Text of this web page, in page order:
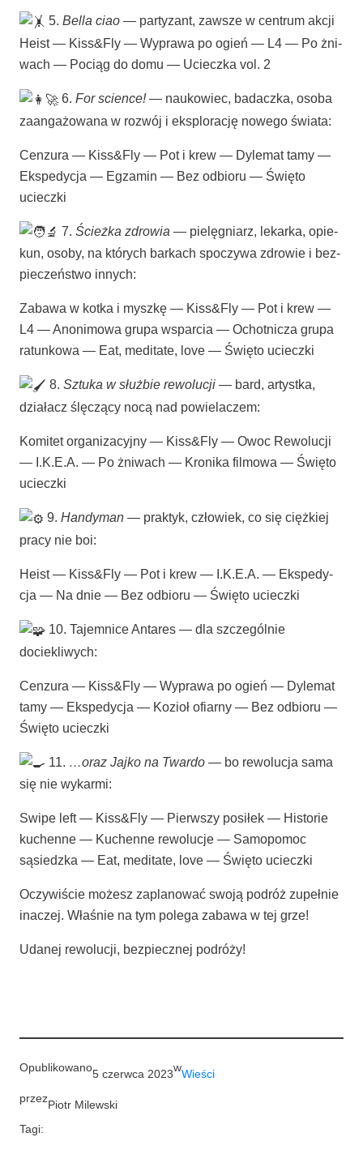
5. Bel­la ciao — par­ty­zant, zawsze w cen­trum akcji
Heist — Kiss&Fly — Wypra­wa po ogień — L4 — Po żni­
wach — Pociąg do domu — Uciecz­ka vol. 2
6. For scien­ce!— nauko­wiec, badacz­ka, oso­ba
zaan­ga­żo­wa­na w roz­wój i eks­plo­ra­cję nowe­go świata:
Cen­zu­ra — Kiss&Fly — Pot i krew — Dyle­mat tamy —
Eks­pe­dy­cja — Egza­min — Bez odbio­ru — Świę­to
ucieczki
7. Ścież­ka zdro­wia — pie­lę­gniarz, lekar­ka, opie­
kun, oso­by, na któ­rych bar­kach spo­czy­wa zdro­wie i bez­
pie­czeń­stwo innych:
Zaba­wa w kot­ka i mysz­kę — Kiss&Fly — Pot i krew —
L4 — Ano­ni­mo­wa gru­pa wspar­cia — Ochot­ni­cza gru­pa
ratun­ko­wa — Eat, medi­ta­te, love — Świę­to ucieczki
8. Sztu­ka w służ­bie rewo­lu­cji — bard, artyst­ka,
dzia­łacz ślę­czą­cy nocą nad powielaczem:
Komi­tet orga­ni­za­cyj­ny — Kiss&Fly — Owoc Rewo­lu­cji
— I.K.E.A. — Po żni­wach — Kro­ni­ka fil­mo­wa — Świę­to
ucieczki
9. Han­dy­man — prak­tyk, czło­wiek, co się cięż­kiej
pra­cy nie boi:
Heist — Kiss&Fly — Pot i krew — I.K.E.A. — Eks­pe­dy­
cja — Na dnie — Bez odbio­ru — Świę­to ucieczki
10. Tajem­ni­ce Anta­res — dla szcze­gól­nie
dociekliwych:
Cen­zu­ra — Kiss&Fly — Wypra­wa po ogień — Dyle­mat
tamy — Eks­pe­dy­cja — Kozioł ofiar­ny — Bez odbio­ru —
Świę­to ucieczki
11. …oraz Jaj­ko na Twar­do — bo rewo­lu­cja sama
się nie wykarmi:
Swi­pe left — Kiss&Fly — Pierw­szy posi­łek — Histo­rie
kuchen­ne — Kuchen­ne rewo­lu­cje — Samo­po­moc
sąsiedz­ka — Eat, medi­ta­te, love — Świę­to ucieczki
Oczy­wi­ście możesz zapla­no­wać swo­ją podróż zupeł­nie
ina­czej. Wła­śnie na tym pole­ga zaba­wa w tej grze!
Uda­nej rewo­lu­cji, bez­piecz­nej podróży!
Opublikowano5 czerwca 2023wWieści
przezPiotr Milewski
Tagi: